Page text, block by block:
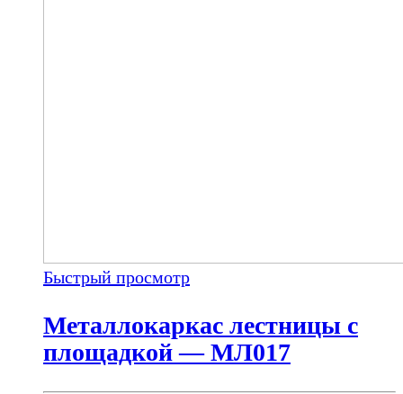
Быстрый просмотр
Металлокаркас лестницы с
площадкой — МЛ017